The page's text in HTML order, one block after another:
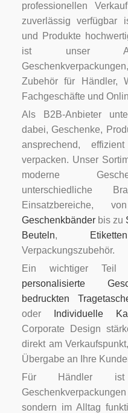
professionellen
zuverlässig verfügbar
und Produkte
ist unser
Zubehör für Händler,
Fachgeschäfte und
Als B2B-Anbieter
dabei, Geschenke,
ansprechend,
verpacken. Unser
moderne
unterschiedliche
Einsatzbereiche,
Geschenkbänderbis zu
Beuteln, Etiketten
Verpackungszubehör.
Ein wichtiger Teil
personalisierte
bedruckten
oder
Individuelle
Corporate Design
direkt am
Übergabe an Ihre
Für Händler ist
sondern im Alltag